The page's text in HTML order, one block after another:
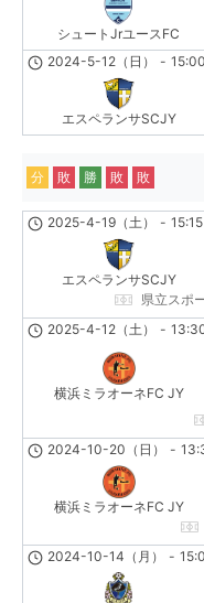
シュートJrユースFC
2024-5-12（日） - 15:00
エスペランサSCJY
分 敗 勝 敗 敗
2025-4-19（土） - 15:15
エスペランサSCJY
県立スポ
2025-4-12（土） -
横浜ミラオーネFC JY
2024-10-20（日） -
横浜ミラオーネFC JY
2024-10-14（月） -